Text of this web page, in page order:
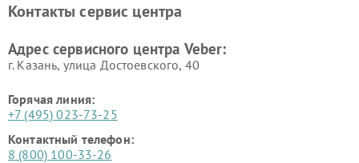
Контакты сервис центра
Адрес сервисного центра Veber:
г. Казань, улица Достоевского, 40
Горячая линия:
+7 (495) 023-73-25
Контактный телефон:
8 (800) 100-33-26